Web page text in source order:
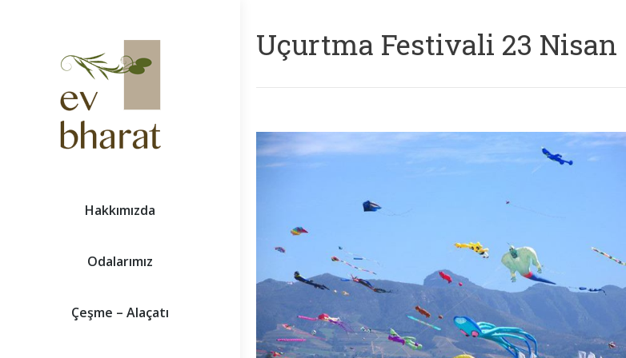
Hakkımızda
Odalarımız
Çeşme – Alaçatı
Uçurtma Festivali 23 Nisan